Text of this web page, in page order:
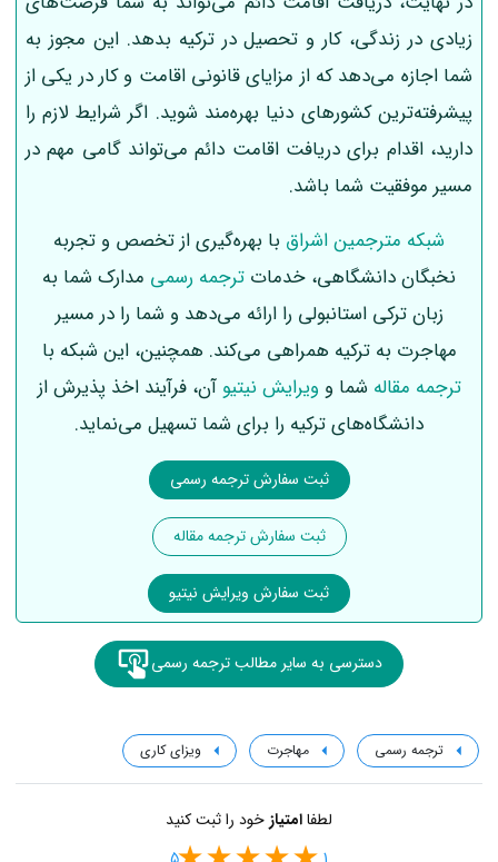
زیادی در زندگی، کار و تحصیل در ترکیه بدهد. این مجوز به
شما اجازه می‌دهد که از مزایای قانونی اقامت و کار در یکی از
پیشرفته‌ترین کشورهای دنیا بهره‌مند شوید. اگر شرایط لازم را
دارید، اقدام برای دریافت اقامت دائم می‌تواند گامی مهم در
مسیر موفقیت شما باشد.
شبکه مترجمین اشراق با بهره‌گیری از تخصص و تجربه
نخبگان دانشگاهی، خدمات ترجمه رسمی مدارک شما به
زبان ترکی استانبولی را ارائه می‌دهد و شما را در مسیر
مهاجرت به ترکیه همراهی می‌کند. همچنین، این شبکه با
ترجمه مقاله شما و ویرایش نیتیو آن‌، فرآیند اخذ پذیرش از
دانشگاه‌های ترکیه را برای شما تسهیل می‌نماید.
ثبت سفارش ترجمه رسمی
ثبت سفارش ترجمه مقاله
ثبت سفارش ویرایش نیتیو
دسترسی به سایر مطالب ترجمه رسمی
ترجمه رسمی مهاجرت ویزای کاری
لطفاامتیاز خود را ثبت کنید